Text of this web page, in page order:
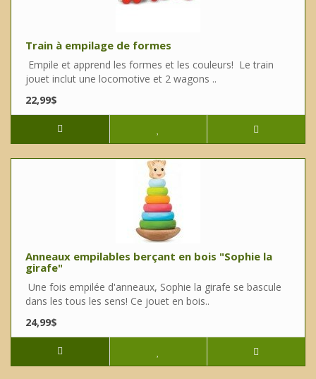
Train à empilage de formes
Empile et apprend les formes et les couleurs! Le train
jouet inclut une locomotive et 2 wagons ..
22,99$
Anneaux empilables berçant en bois "Sophie la
girafe"
Une fois empilée d'anneaux, Sophie la girafe se bascule
dans les tous les sens! Ce jouet en bois..
24,99$